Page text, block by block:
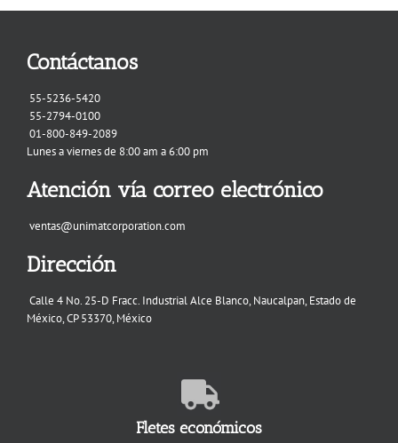
Contáctanos
55-5236-5420
55-2794-0100
01-800-849-2089
Lunes a viernes de 8:00 am a 6:00 pm
Atención vía correo electrónico
ventas@unimatcorporation.com
Dirección
Calle 4 No. 25-D Fracc. Industrial Alce Blanco, Naucalpan, Estado de
México, CP 53370, México
Fletes económicos